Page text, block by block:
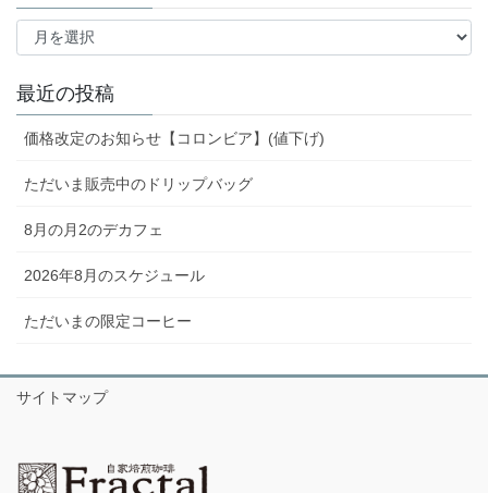
ア
イ
最近の投稿
価格改定のお知らせ【コロンビア】(値下げ)
ただいま販売中のドリップバッグ
8月の月2のデカフェ
2026年8月のスケジュール
ただいまの限定コーヒー
サイトマップ